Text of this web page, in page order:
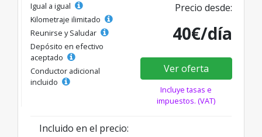
Igual a igual
Kilometraje ilimitado
Reunirse y Saludar
Depósito en efectivo
aceptado
Conductor adicional
incluido
Precio desde:
40€/día
Ver oferta
Incluye tasas e
impuestos. (VAT)
Incluido en el precio: